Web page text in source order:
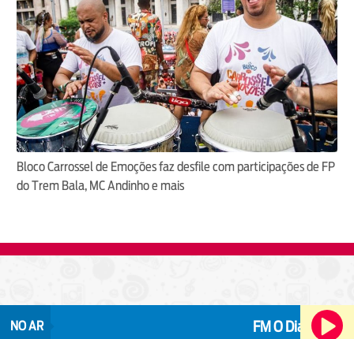
Bloco Carrossel de Emoções faz desfile com participações de FP
do Trem Bala, MC Andinho e mais
NO AR Alegria que irradia!